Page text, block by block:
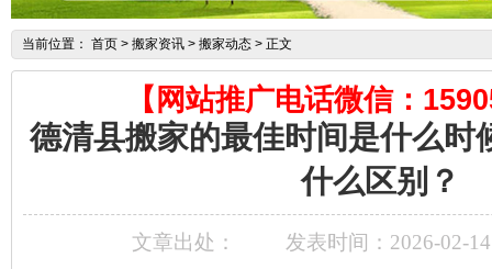
当前位置： 首页 > 搬家资讯 > 搬家动态 > 正文
【网站推广电话微信：
德清县搬家的最佳时间是什么时
什么区别？
文章出处： 发表时间：2026-02-